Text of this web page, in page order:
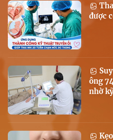
được
ông
nhờ